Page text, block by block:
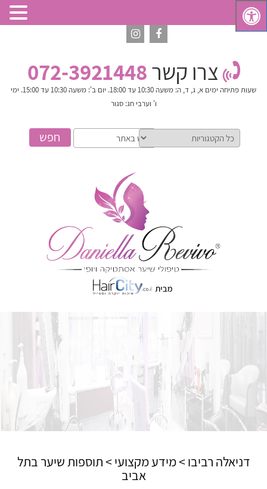
צרו קשר072-3921448
שעות פתיחה
ימים א, ג, ד, ה: משעה 10:30 עד 18:00. יום ב': משעה 10:30 עד 15:00. ימי
ו' וערבי חג: סגור
דניאלה רביבו >מידע מקצועי >תוספות שיער בתל
אביב